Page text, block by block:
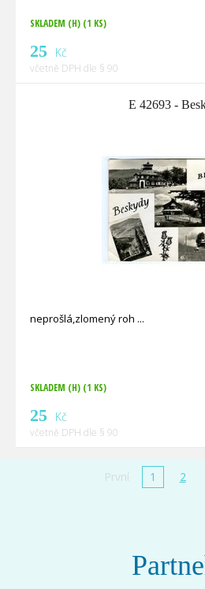
SKLADEM (H) (1 KS)
25 Kč
včetně DPH dle § 90
E 42693 -
neprošlá,zlomený roh
SKLADEM (H) (1 KS)
25 Kč
včetně DPH dle § 90
První 1 2